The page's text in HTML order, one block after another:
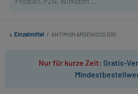
Einzelmittel / ANTIMON ARSENICOS D30
Nur für kurze Zeit: Gratis-